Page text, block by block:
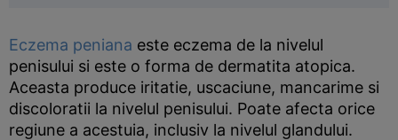
Eczema peniana este eczema de la nivelul
penisului si este o forma de dermatita atopica.
Aceasta produce iritatie, uscaciune, mancarime si
discoloratii la nivelul penisului. Poate afecta orice
regiune a acestuia, inclusiv la nivelul glandului.